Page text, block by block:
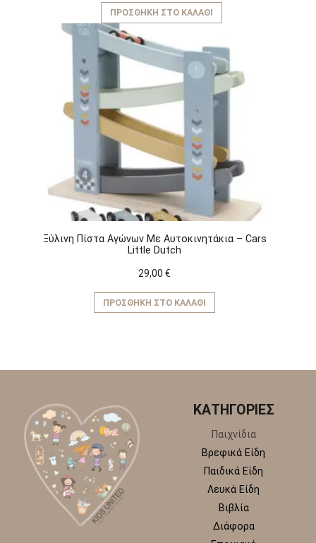
ΠΡΟΣΘΉΚΗ ΣΤΟ ΚΑΛΆΘΙ
Ξύλινη Πίστα Αγώνων Με Αυτοκινητάκια – Cars
Little Dutch
29,00 €
ΠΡΟΣΘΉΚΗ ΣΤΟ ΚΑΛΆΘΙ
ΚΑΤΗΓΟΡΙΕΣ
Παιχνίδια
Βρεφικά Είδη
Παιδικά Είδη
Λευκά Είδη
Βιβλία
Διάφορα